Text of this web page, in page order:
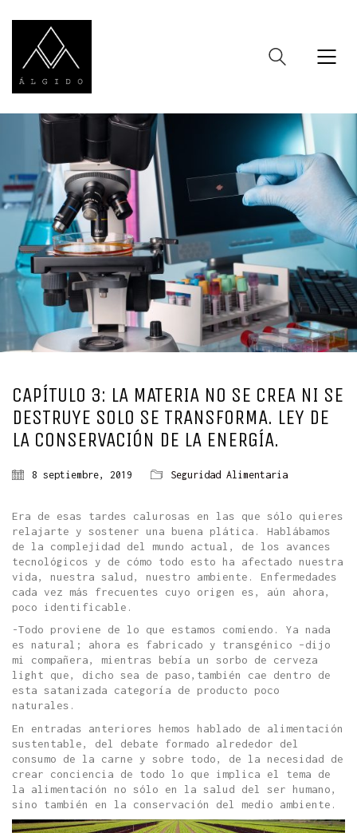
CAPÍTULO 3: LA MATERIA NO SE CREA NI SE
DESTRUYE SOLO SE TRANSFORMA. LEY DE
LA CONSERVACIÓN DE LA ENERGÍA.
8 septiembre, 2019 Seguridad Alimentaria
Era de esas tardes calurosas en las que sólo quieres
relajarte y sostener una buena plática. Hablábamos
de la complejidad del mundo actual, de los avances
tecnológicos y de cómo todo esto ha afectado nuestra
vida, nuestra salud, nuestro ambiente. Enfermedades
cada vez más frecuentes cuyo origen es, aún ahora,
poco identificable.
-Todo proviene de lo que estamos comiendo. Ya nada
es natural; ahora es fabricado y transgénico –dijo
mi compañera, mientras bebía un sorbo de cerveza
light que, dicho sea de paso,también cae dentro de
esta satanizada categoría de producto poco
naturales.
En entradas anteriores hemos hablado de alimentación
sustentable, del debate formado alrededor del
consumo de la carne y sobre todo, de la necesidad de
crear conciencia de todo lo que implica el tema de
la alimentación no sólo en la salud del ser humano,
sino también en la conservación del medio ambiente.